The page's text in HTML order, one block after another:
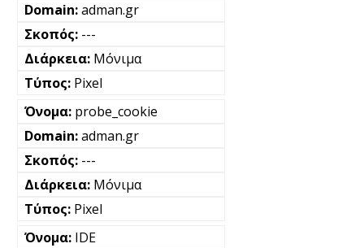
adman.gr
---
Μόνιμα
Pixel
probe_cookie
adman.gr
---
Μόνιμα
Pixel
IDE